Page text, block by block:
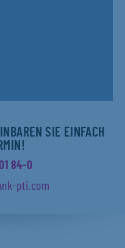
SIE EINFACH
84-0
pti.com